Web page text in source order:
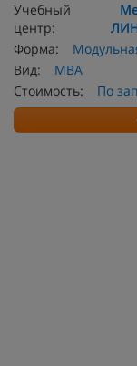
Учебный
центр:
Форма:
Вид:
MBA
Стоимость:
По